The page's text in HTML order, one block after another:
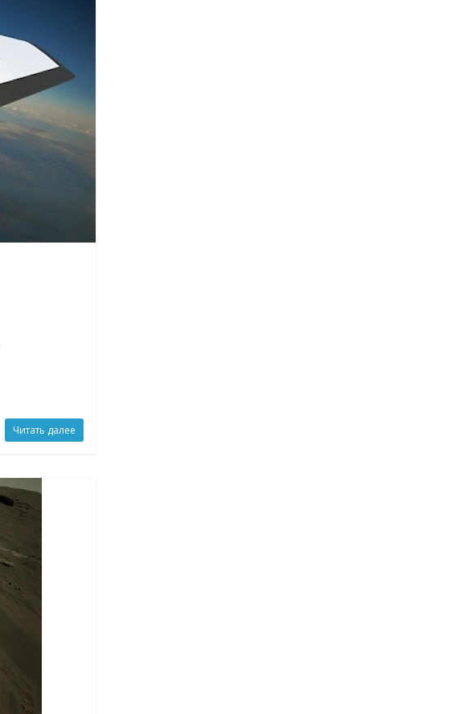
Читать далее